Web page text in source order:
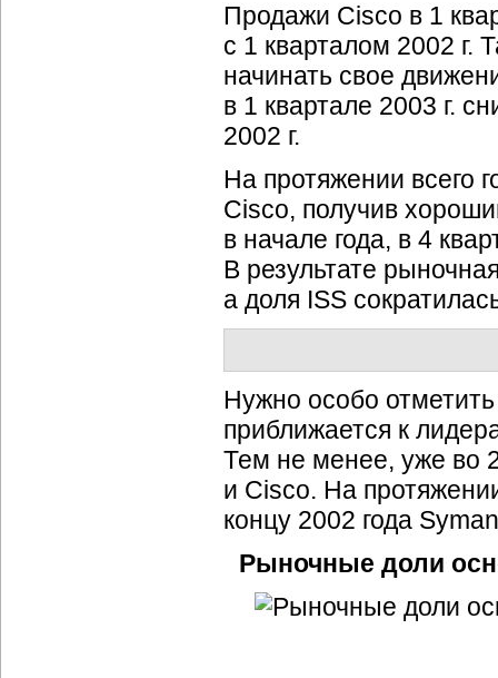
Продажи Cisco в 1
с 1 кварталом 2002
начинать свое
в 1 квартале 2003 г.
2002 г.
На протяжении всего
Cisco, получив
в начале года, в 4
В результате
а доля ISS
Нужно особо
приближается к
Тем не менее, уже во
и Cisco. На
концу 2002 года
Рыночные доли